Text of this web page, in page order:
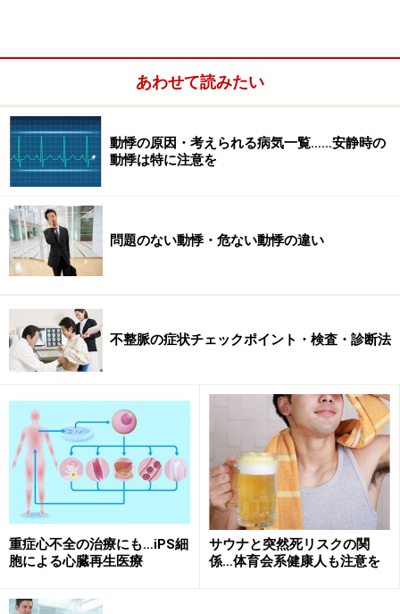
C: 病気が起こるスピードによる分類
急性（何時間何日間という短時間に起こる）
慢性（何週間何カ月かけてゆっくり起こる）
など。それぞれに原因やメカニズムがあり、症状や治療
法も異なってきます。以下で詳しくご紹介しましょう。
A: 左心不全・右心不全
左心不全
では、左心系つまり大動脈、左心室や左心房あ
るいはそれらをつなぐ弁の病気によって肺から左心房へ
あわせて読みたい
動悸の原因・考えられる病気一覧……安静時の
動悸は特に注意を
問題のない動悸・危ない動悸の違い
不整脈の症状チェックポイント・検査・診断法
重症心不全の治療にも…iPS細
胞による心臓再生医療
サウナと突然死リスクの関
係…体育会系健康人も注意を